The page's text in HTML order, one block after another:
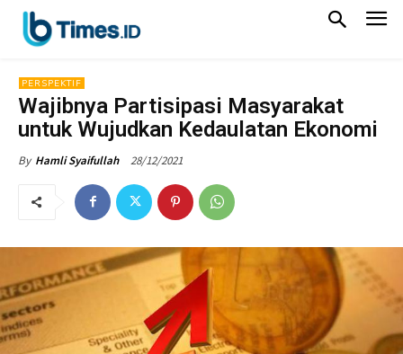
PERSPEKTIF
Wajibnya Partisipasi Masyarakat
untuk Wujudkan Kedaulatan Ekonomi
By Hamli Syaifullah 28/12/2021